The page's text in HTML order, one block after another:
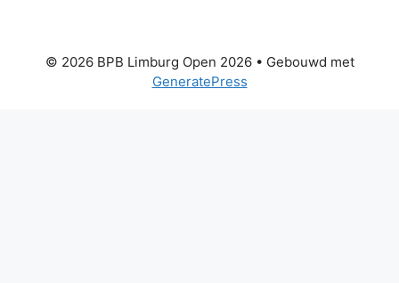
© 2026 BPB Limburg Open 2026• Gebouwd met
GeneratePress